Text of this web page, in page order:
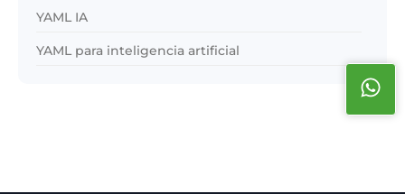
YAML IA
YAML para inteligencia artificial